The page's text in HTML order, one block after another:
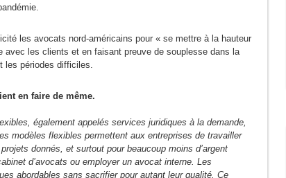
les avocats nord-américains pour « se mettre à la hauteur
avec les clients et en faisant preuve de souplesse dans la
les périodes difficiles.
en faire de même.
également appelés services juridiques à la demande,
modèles flexibles permettent aux entreprises de travailler
donnés, et surtout pour beaucoup moins d’argent
d’avocats ou employer un avocat interne. Les
abordables sans sacrifier pour autant leur qualité. Ce